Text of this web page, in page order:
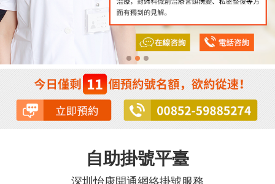
自助掛號平臺